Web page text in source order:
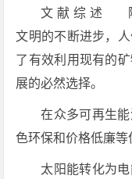
文 献 综 述 随
文明的不断进步，
了有效利用现有的
展的必然选择。
在众多可再生
色环保和价格低廉等
太阳能转化为